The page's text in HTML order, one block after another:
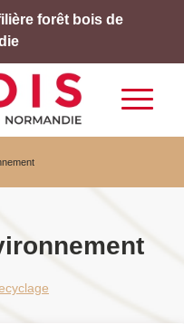
forêt bois de